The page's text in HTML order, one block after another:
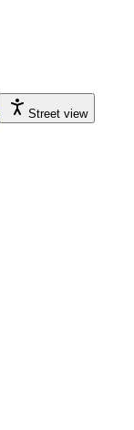
Street view